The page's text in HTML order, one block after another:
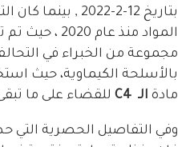
بتاريخ 12-2-2022
المواد منذ
مجموعة من الخبراء في
مادة الـ C4 للقضاء على ما